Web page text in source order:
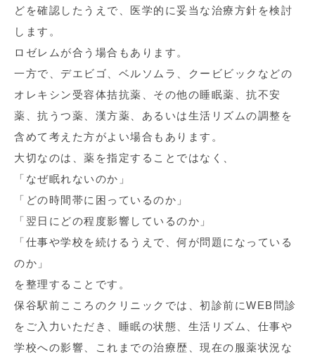
どを確認したうえで、医学的に妥当な治療方針を検討
します。
ロゼレムが合う場合もあります。
一方で、デエビゴ、ベルソムラ、クービビックなどの
オレキシン受容体拮抗薬、その他の睡眠薬、抗不安
薬、抗うつ薬、漢方薬、あるいは生活リズムの調整を
含めて考えた方がよい場合もあります。
大切なのは、薬を指定することではなく、
「なぜ眠れないのか」
「どの時間帯に困っているのか」
「翌日にどの程度影響しているのか」
「仕事や学校を続けるうえで、何が問題になっている
のか」
を整理することです。
保谷駅前こころのクリニックでは、初診前にWEB問診
をご入力いただき、睡眠の状態、生活リズム、仕事や
学校への影響、これまでの治療歴、現在の服薬状況な